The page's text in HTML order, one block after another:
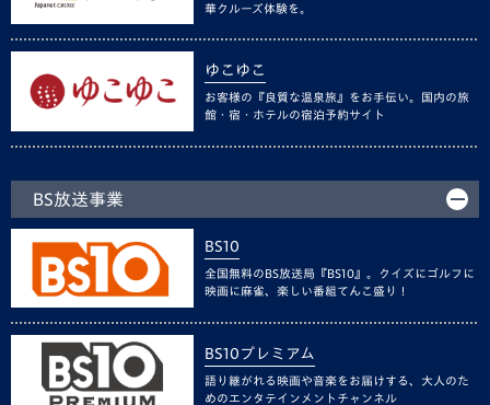
華クルーズ体験を。
ゆこゆこ
お客様の『良質な温泉旅』をお手伝い。国内の旅
館・宿・ホテルの宿泊予約サイト
BS放送事業
BS10
全国無料のBS放送局『BS10』。クイズにゴルフに
映画に麻雀、楽しい番組てんこ盛り！
BS10プレミアム
語り継がれる映画や音楽をお届けする、大人のた
めのエンタテインメントチャンネル